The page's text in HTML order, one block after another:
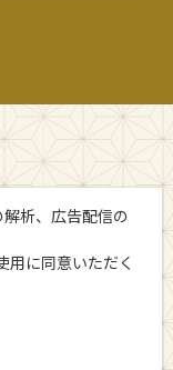
析、広告配信の
に同意いただく